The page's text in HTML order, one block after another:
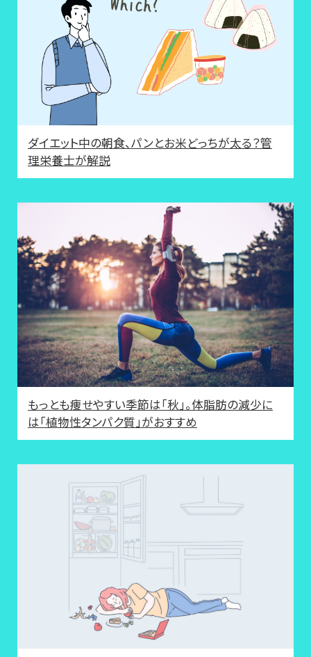
ダイエット中の朝食、パンとお米どっちが太る？管
理栄養士が解説
もっとも痩せやすい季節は「秋」。体脂肪の減少に
は「植物性タンパク質」がおすすめ